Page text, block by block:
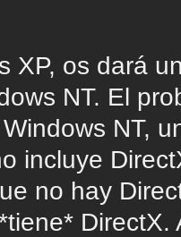
XP, os dará
NT. El
NT,
incluye
no hay